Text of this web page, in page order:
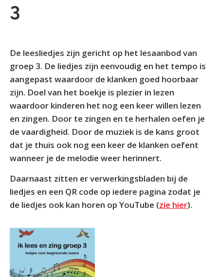
3
De leesliedjes zijn gericht op het lesaanbod van
groep 3. De liedjes zijn eenvoudig en het tempo is
aangepast waardoor de klanken goed hoorbaar
zijn. Doel van het boekje is plezier in lezen
waardoor kinderen het nog een keer willen lezen
en zingen. Door te zingen en te herhalen oefen je
de vaardigheid. Door de muziek is de kans groot
dat je thuis ook nog een keer de klanken oefent
wanneer je de melodie weer herinnert.
Daarnaast zitten er verwerkingsbladen bij de
liedjes en een QR code op iedere pagina zodat je
de liedjes ook kan horen op YouTube (zie hier).